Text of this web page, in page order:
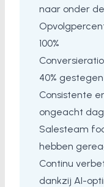
naar onder
100%
40% gestegen
Consistente
ongeacht
Salesteam
hebben
Continu
dankzij AI-